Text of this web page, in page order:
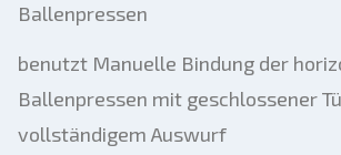
Ballenpressen
benutzt Manuelle Bindung der
Ballenpressen mit geschlossener
vollständigem Auswurf